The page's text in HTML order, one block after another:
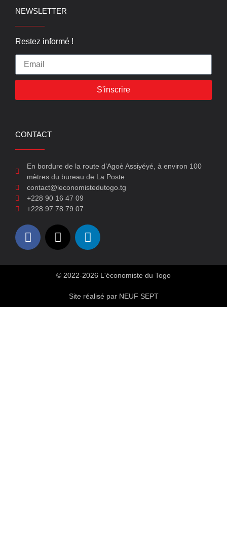
NEWSLETTER
Restez informé !
S'inscrire
CONTACT
En bordure de la route d’Agoè Assiyéyé, à environ 100
mètres du bureau de La Poste
contact@leconomistedutogo.tg
+228 90 16 47 09
+228 97 78 79 07
© 2022-2026 L'économiste du Togo
Site réalisé par NEUF SEPT